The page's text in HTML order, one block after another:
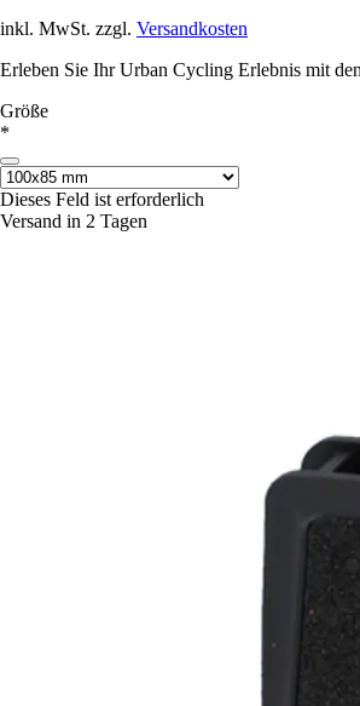
inkl. MwSt. zzgl. Versandkosten
Erleben Sie Ihr Urban Cycling Erlebnis mit
Größe
*
Dieses Feld ist erforderlich
Versand in 2 Tagen